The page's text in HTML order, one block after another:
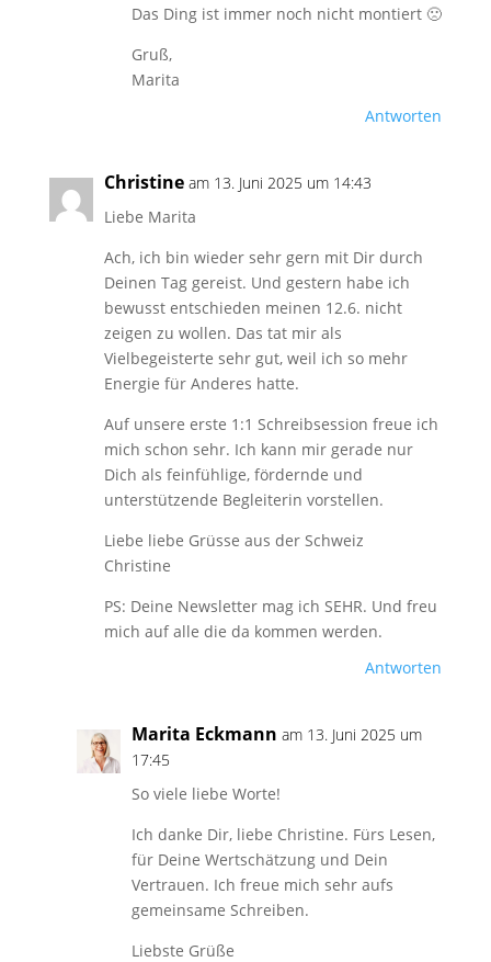
Das Ding ist immer noch nicht montiert 🙁
Gruß,
Marita
Antworten
Christine am 13. Juni 2025 um 14:43
Liebe Marita
Ach, ich bin wieder sehr gern mit Dir durch
Deinen Tag gereist. Und gestern habe ich
bewusst entschieden meinen 12.6. nicht
zeigen zu wollen. Das tat mir als
Vielbegeisterte sehr gut, weil ich so mehr
Energie für Anderes hatte.
Auf unsere erste 1:1 Schreibsession freue ich
mich schon sehr. Ich kann mir gerade nur
Dich als feinfühlige, fördernde und
unterstützende Begleiterin vorstellen.
Liebe liebe Grüsse aus der Schweiz
Christine
PS: Deine Newsletter mag ich SEHR. Und freu
mich auf alle die da kommen werden.
Antworten
Marita Eckmann am 13. Juni 2025 um
17:45
So viele liebe Worte!
Ich danke Dir, liebe Christine. Fürs Lesen,
für Deine Wertschätzung und Dein
Vertrauen. Ich freue mich sehr aufs
gemeinsame Schreiben.
Liebste Grüße